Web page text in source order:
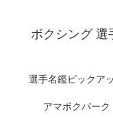
ボクシング
選手名鑑ピックア
アマボクパーク